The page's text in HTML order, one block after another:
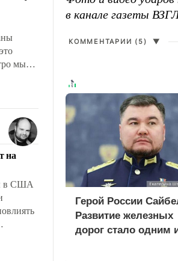
мы
на
в США
в канале газеты
КОММЕНТАРИИ (5) ▼
Герой России
Развитие железных
дорог стало одним